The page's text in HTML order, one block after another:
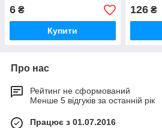
6 ₴
Купити
126₴
Про нас
Рейтинг не сформований
Менше 5 відгуків за останній рік
Працює з 01.07.2016